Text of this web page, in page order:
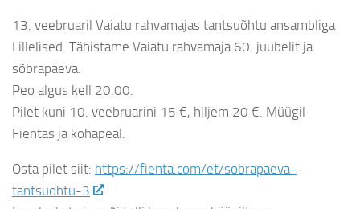
13. veebruaril Vaiatu rahvamajas tantsuõhtu ansambliga
Lillelised. Tähistame Vaiatu rahvamaja 60. juubelit ja
sõbrapäeva.
Peo algus kell 20.00.
Pilet kuni 10. veebruarini 15 €, hiljem 20 €. Müügil
Fientas ja kohapeal.
Osta pilet siit: https://fienta.com/et/sobrapaeva-
tantsuohtu-3